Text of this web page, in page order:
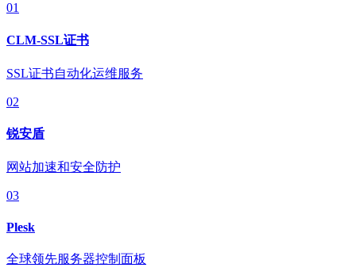
01
CLM-SSL证书
SSL证书自动化运维服务
02
锐安盾
网站加速和安全防护
03
Plesk
全球领先服务器控制面板